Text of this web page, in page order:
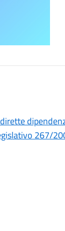
267/